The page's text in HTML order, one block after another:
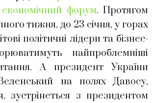
економічний форум. Протягом
тижня, до 23 січня, у горах
політичні лідери та бізнес-
найпроблемніші
А президент України
на полях Давосу,
зустрінеться з президентом